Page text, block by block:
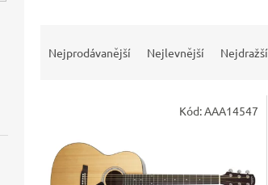
Nejprodávanější Nejlevnější Nejdražší
Kód:AAA14547